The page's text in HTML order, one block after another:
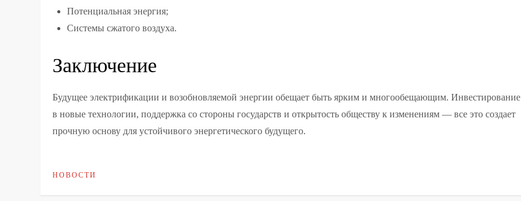
Потенциальная энергия;
Системы сжатого воздуха.
Заключение
Будущее электрификации и возобновляемой энергии обещает быть ярким и многообещающим. Инвестирование
в новые технологии, поддержка со стороны государств и открытость обществу к изменениям — все это создает
прочную основу для устойчивого энергетического будущего.
НОВОСТИ